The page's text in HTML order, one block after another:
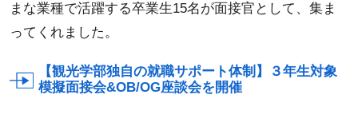
まな業種で活躍する卒業生15名が面接官として、集ま
ってくれました。
【観光学部独自の就職サポート体制】３年生対象
模擬面接会&OB/OG座談会を開催